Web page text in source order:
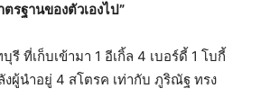
รฐานของตัวเองไป”
เก็บเข้ามา 1 อีเกิ้ล 4 เบอร์ดี้ 1 โบกี้
งผู้นำอยู่ 4 สโตรค เท่ากับ ภูริณัฐ ทรง